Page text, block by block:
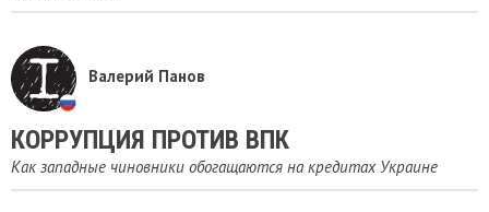
Валерий Панов
КОРРУПЦИЯ ПРОТИВ ВПК
Как западные чиновники обогащаются на кредитах Украине